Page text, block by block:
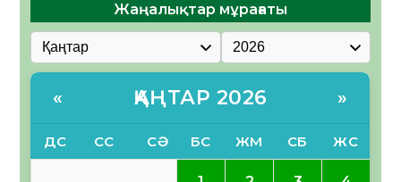
Жаңалықтар мұрағаты
« ҚАҢТАР 2026 »
ДС СС СӘ БС ЖМ СБ ЖС